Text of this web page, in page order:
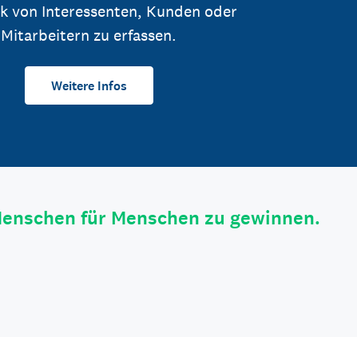
von Interessenten, Kunden oder
Mitarbeitern zu erfassen.
Weitere Infos
für Menschen zu gewinnen.